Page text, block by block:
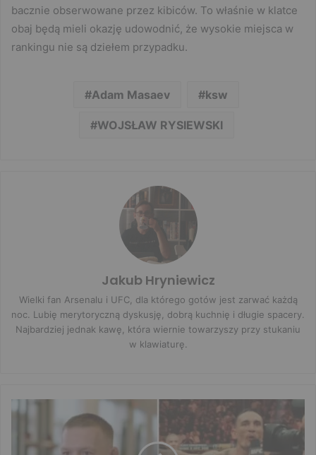
bacznie obserwowane przez kibiców. To właśnie w klatce
obaj będą mieli okazję udowodnić, że wysokie miejsca w
rankingu nie są dziełem przypadku.
Adam Masaev ksw
WOJSŁAW RYSIEWSKI
Jakub Hryniewicz
Wielki fan Arsenalu i UFC, dla którego gotów jest zarwać każdą
noc. Lubię merytoryczną dyskusję, dobrą kuchnię i długie spacery.
Najbardziej jednak kawę, która wiernie towarzyszy przy stukaniu
w klawiaturę.